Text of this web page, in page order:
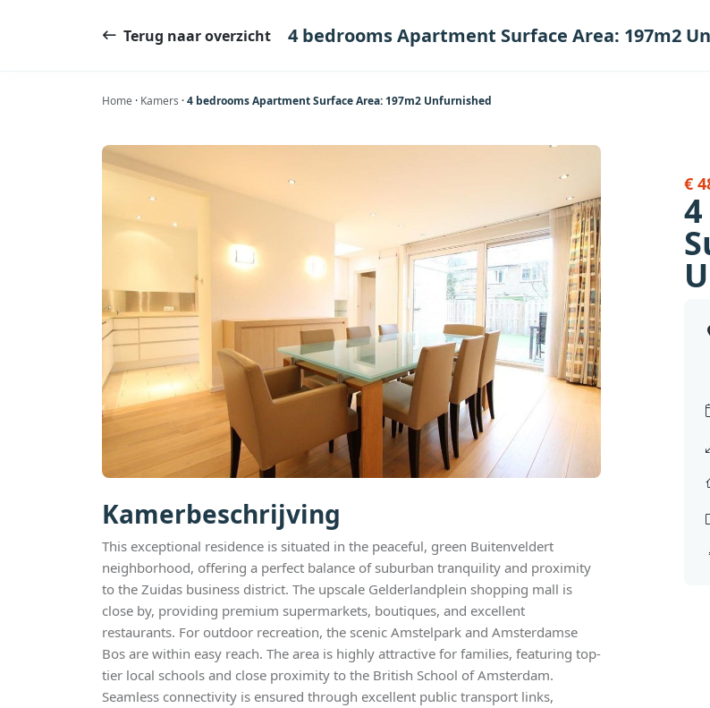
Terug naar overzicht 4 bedrooms Apartment Surface Area: 197m2
Home · Kamers ·4 bedrooms Apartment Surface Area: 197m2 Unfurnished
Kamerbeschrijving
This exceptional residence is situated in the peaceful, green Buitenveldert
neighborhood, offering a perfect balance of suburban tranquility and proximity
to the Zuidas business district. The upscale Gelderlandplein shopping mall is
close by, providing premium supermarkets, boutiques, and excellent
restaurants. For outdoor recreation, the scenic Amstelpark and Amsterdamse
Bos are within easy reach. The area is highly attractive for families, featuring top-
tier local schools and close proximity to the British School of Amsterdam.
Seamless connectivity is ensured through excellent public transport links,
€